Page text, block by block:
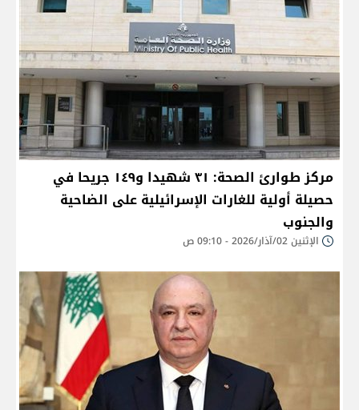
مركز طوارئ الصحة: ٣١ شهيدا و١٤٩ جريحا في
حصيلة أولية للغارات الإسرائيلية على الضاحية
والجنوب
الإثنين 02/آذار/2026 - 09:10 ص